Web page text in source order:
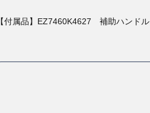
【付属品】EZ7460K4627 補助ハンドル